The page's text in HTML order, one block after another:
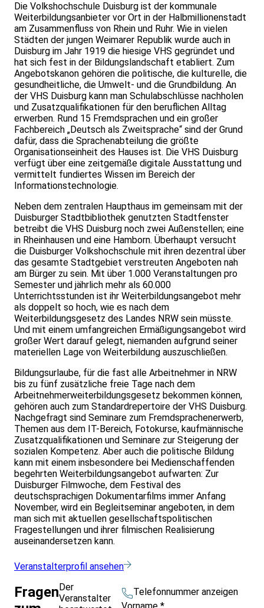
Die Volkshochschule Duisburg ist der kommunale
Weiterbildungsanbieter vor Ort in der Halbmillionenstadt
am Zusammenfluss von Rhein und Ruhr. Wie in vielen
Städten der jungen Weimarer Republik wurde auch in
Duisburg im Jahr 1919 die hiesige VHS gegründet und
hat sich fest in der Bildungslandschaft etabliert. Zum
Angebotskanon gehören die politische, die kulturelle, die
gesundheitliche, die Umwelt- und die Grundbildung. An
der VHS Duisburg kann man Schulabschlüsse nachholen
und Zusatzqualifikationen für den beruflichen Alltag
erwerben. Rund 15 Fremdsprachen und ein großer
Fachbereich „Deutsch als Zweitsprache“ sind der Grund
dafür, dass die Sprachenabteilung die größte
Organisationseinheit des Hauses ist. Die VHS Duisburg
verfügt über eine zeitgemäße digitale Ausstattung und
vermittelt fundiertes Wissen im Bereich der
Informationstechnologie.
Neben dem zentralen Haupthaus im gemeinsam mit der
Duisburger Stadtbibliothek genutzten Stadtfenster
betreibt die VHS Duisburg noch zwei Außenstellen; eine
in Rheinhausen und eine Hamborn. Überhaupt versucht
die Duisburger Volkshochschule mit ihren dezentral über
das gesamte Stadtgebiet verstreuten Angeboten nah
am Bürger zu sein. Mit über 1.000 Veranstaltungen pro
Semester und jährlich mehr als 60.000
Unterrichtsstunden ist ihr Weiterbildungsangebot mehr
als doppelt so hoch, wie es nach dem
Weiterbildungsgesetz des Landes NRW sein müsste.
Und mit einem umfangreichen Ermäßigungsangebot wird
großer Wert darauf gelegt, niemanden aufgrund seiner
materiellen Lage von Weiterbildung auszuschließen.
Bildungsurlaube, für die fast alle Arbeitnehmer in NRW
bis zu fünf zusätzliche freie Tage nach dem
Arbeitnehmerweiterbildungsgesetz bekommen können,
gehören auch zum Standardrepertoire der VHS Duisburg.
Nachgefragt sind Seminare zum Fremdsprachenerwerb,
Themen aus dem IT-Bereich, Fotokurse, kaufmännische
Zusatzqualifikationen und Seminare zur Steigerung der
sozialen Kompetenz. Aber auch die politische Bildung
kann mit einem insbesondere bei Medienschaffenden
begehrten Weiterbildungsangebot aufwarten: Zur
Duisburger Filmwoche, dem Festival des
deutschsprachigen Dokumentarfilms immer Anfang
November, wird ein Begleitseminar angeboten, in dem
man sich mit aktuellen gesellschaftspolitischen
Fragestellungen und ihrer filmischen Realisierung
auseinandersetzen kann.
Veranstalterprofil ansehen
Fragen Der
Veranstalter
Telefonnummer anzeigen